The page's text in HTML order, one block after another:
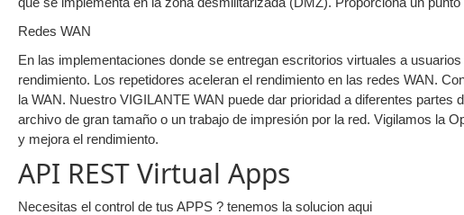
Redes WAN
En las implementaciones donde se entregan escritorios virtuales a
rendimiento. Los repetidores aceleran el rendimiento en las redes WAN.
la WAN. Nuestro VIGILANTE WAN puede dar prioridad a diferentes
archivo de gran tamaño o un trabajo de impresión por la red. Vigilamos la
y mejora el rendimiento.
API REST Virtual Apps
Necesitas el control de tus APPS ? tenemos la solucion aqui